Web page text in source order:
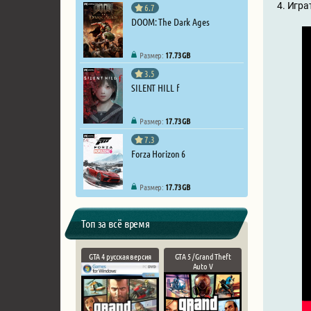
6.7
DOOM: The Dark Ages
Размер: 17.73 GB
3.5
SILENT HILL f
Размер: 17.73 GB
7.3
Forza Horizon 6
Размер: 17.73 GB
Топ за всё время
GTA 4 русская версия
GTA 5 / Grand Theft
Auto V
4.